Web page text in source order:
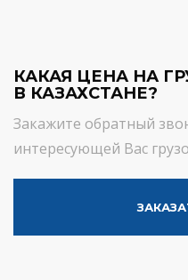
КАКАЯ ЦЕНА НА
В КАЗАХСТАНЕ?
Закажите обратный
интересующей Вас